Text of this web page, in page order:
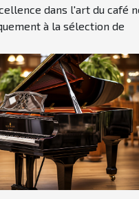
dans l'art du café
à la sélection de